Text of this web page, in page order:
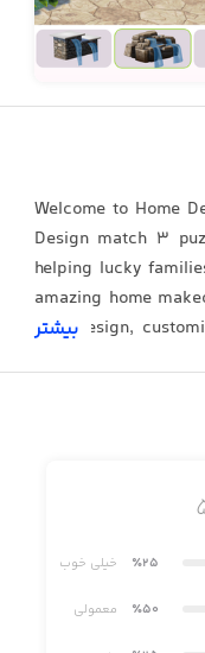
Welcome to Home
Design match 3
helping lucky
amazing home
help design,
- Remodel homes
بیشتر
٪25 خیلی خوب
٪50 معمولی